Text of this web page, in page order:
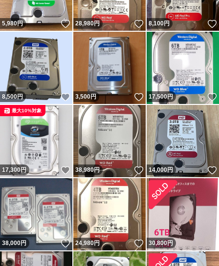
5,980円 いいね！
28,980円 いいね！
8,100円
8,500円 いいね！
3,500円 いいね！
17,500円
17,300円 いいね！
最大10%対象
38,980円 いいね！
14,000円
38,000円 いいね！
24,980円 いいね！
30,800円